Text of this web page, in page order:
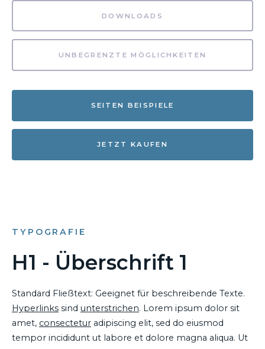
DOWNLOADS
UNBEGRENZTE MÖGLICHKEITEN
SEITEN BEISPIELE
JETZT KAUFEN
TYPOGRAFIE
H1 - Überschrift 1
Standard Fließtext: Geeignet für beschreibende Texte.
Hyperlinks sind unterstrichen. Lorem ipsum dolor sit
amet, consectetur adipiscing elit, sed do eiusmod
tempor incididunt ut labore et dolore magna aliqua. Ut